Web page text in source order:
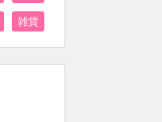
雑貨